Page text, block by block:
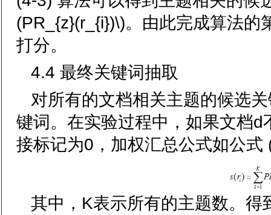
(PR_{z}(r_{i})\)。由此完成算法
打分。
4.4 最终关键词抽取
对所有的文档相关主题的候选
键词。在实验过程中，如果文档
接标记为0，加权汇总公式如公式
其中，K表示所有的主题数。